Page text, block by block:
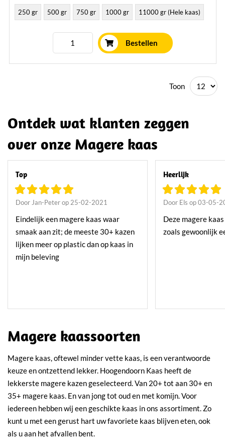
250 gr 500 gr 750 gr 1000 gr 11000 gr (Hele kaas)
Bestellen
Toon
Ontdek wat klanten zeggen
over onze Magere kaas
Top
Door Jan-Peter op 25-02-2021
Eindelijk een magere kaas waar
smaak aan zit; de meeste 30+ kazen
lijken meer op plastic dan op kaas in
mijn beleving
Heerlijk
Door Els op 03-05-
Deze magere
zoals gewoonlijk
Magere kaassoorten
Magere kaas, oftewel minder vette kaas, is een verantwoorde
keuze en ontzettend lekker. Hoogendoorn Kaas heeft de
lekkerste magere kazen geselecteerd. Van 20+ tot aan 30+ en
35+ magere kaas. En van jong tot oud en met komijn. Voor
iedereen hebben wij een geschikte kaas in ons assortiment. Zo
kunt u met een gerust hart uw favoriete kaas blijven eten, ook
als u aan het afvallen bent.